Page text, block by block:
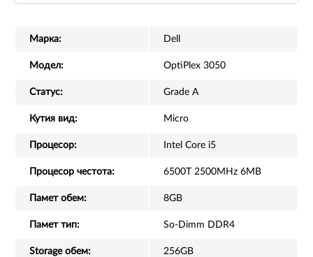
Марка: Dell
Модел: OptiPlex 3050
Статус: Grade A
Кутия вид: Micro
Процесор: Intel Core i5
Процесор честота: 6500T 2500MHz 6MB
Памет обем: 8GB
Памет тип: So-Dimm DDR4
Storage обем: 256GB